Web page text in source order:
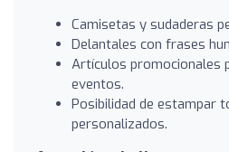
Camisetas y sudaderas
Delantales con frases
Artículos promocionales
eventos.
Posibilidad de estampar
personalizados.